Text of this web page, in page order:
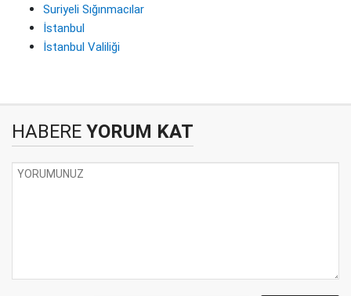
Suriyeli Sığınmacılar
İstanbul
İstanbul Valiliği
HABERE YORUM KAT